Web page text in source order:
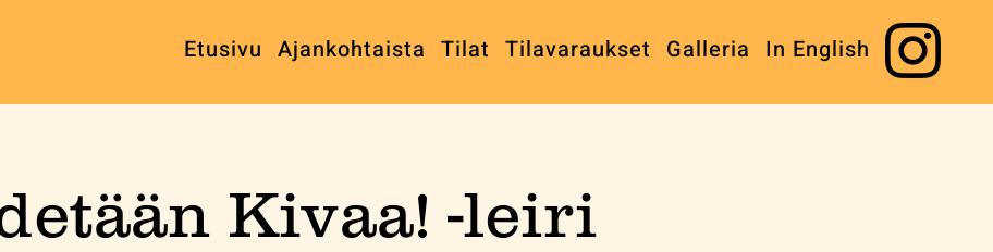
Etusivu Ajankohtaista Tilat Tilavaraukset Galleria In English
Kivaa! -leiri